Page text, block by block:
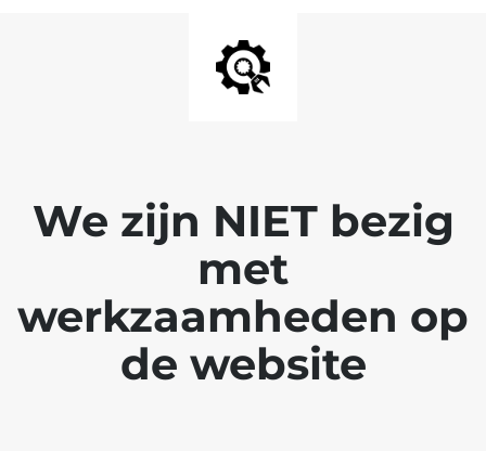
We zijn NIET bezig
met
werkzaamheden op
de website